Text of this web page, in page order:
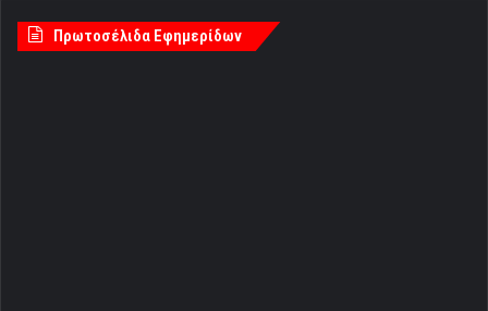
Πρωτοσέλιδα Εφημερίδων